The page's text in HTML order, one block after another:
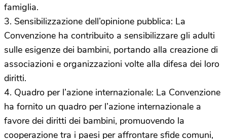
famiglia.
3. Sensibilizzazione dell’opinione pubblica: La
Convenzione ha contribuito a sensibilizzare gli adulti
sulle esigenze dei bambini, portando alla creazione di
associazioni e organizzazioni volte alla difesa dei loro
diritti.
4. Quadro per l’azione internazionale: La Convenzione
ha fornito un quadro per l’azione internazionale a
favore dei diritti dei bambini, promuovendo la
cooperazione tra i paesi per affrontare sfide comuni,